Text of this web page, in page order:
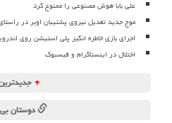
علی بابا هوش مصنوعی را ممنوع کرد
موج جدید تعدیل نیروی پشتیبان اوبر در
اجرای بازی خاطره انگیز پلی استیشن روی
اختلال در اینستاگرام و فیسبوک
+
دوستان